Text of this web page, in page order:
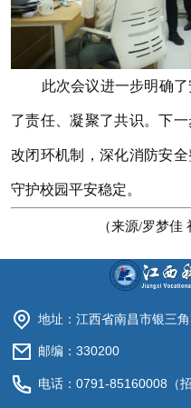
此次会议进一步明确
了责任、凝聚了共识。下
改闭环机制，深化消防安全
守护校园平安稳定。
（来源/罗梦佳
地址：江西省南昌市银三
邮编：330200
电话：0791-85160008（